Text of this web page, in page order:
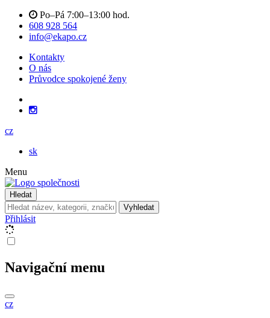
Po–Pá 7:00–13:00 hod.
608 928 564
info@ekapo.cz
Kontakty
O nás
Průvodce spokojené ženy
cz
sk
Menu
Hledat
Vyhledat
Přihlásit
Navigační menu
cz